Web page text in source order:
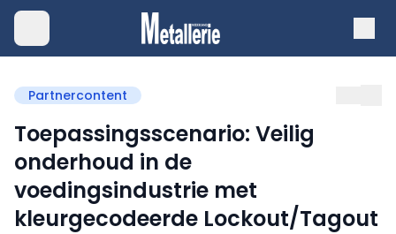
Partnercontent
Toepassingsscenario: Veilig
onderhoud in de
voedingsindustrie met
kleurgecodeerde Lockout/Tagout